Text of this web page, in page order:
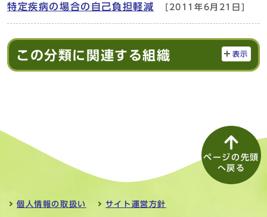
特定疾病の場合の自己負担軽減 [2011年6月21日]
この分類に関連する組織 表示
ページの先頭
へ戻る
個人情報の取扱い サイト運営方針